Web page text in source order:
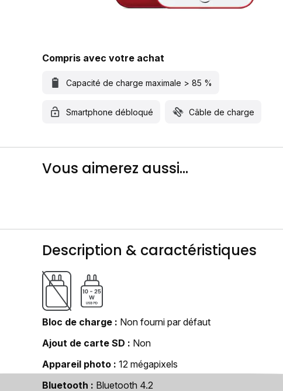
Compris avec votre achat
Capacité de charge maximale > 85 %
Smartphone débloqué Câble de charge
Vous aimerez aussi...
Description & caractéristiques
Bloc de charge
Non fourni par défaut
Ajout de carte SD
Non
Appareil photo
12 mégapixels
Bluetooth
Bluetooth 4.2